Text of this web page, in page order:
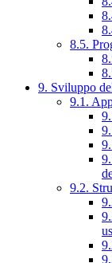
8.5.
9. Sviluppo
9.1.
9.2.